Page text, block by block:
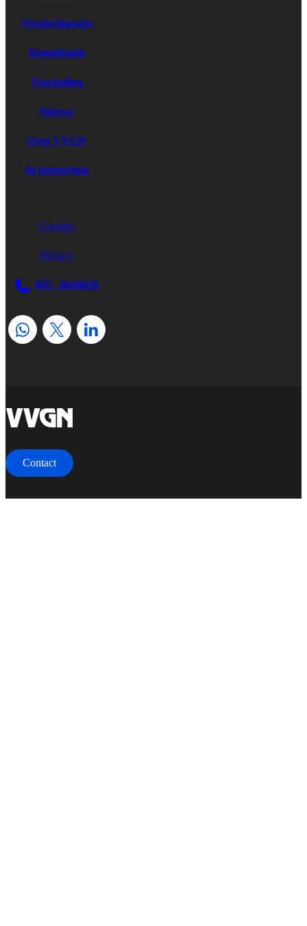
Verslavingsarts
Kennisbank
Nascholing
Nieuws
Over VVGN
In memoriam
Cookies
Privacy
085 - 8640026
Contact